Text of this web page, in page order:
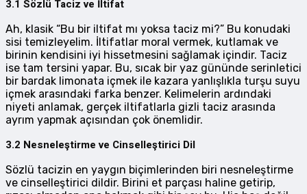
3.1 Sözlü Taciz ve İltifat
Ah, klasik “Bu bir iltifat mı yoksa taciz mi?” Bu konudaki
sisi temizleyelim. İltifatlar moral vermek, kutlamak ve
birinin kendisini iyi hissetmesini sağlamak içindir. Taciz
ise tam tersini yapar. Bu, sıcak bir yaz gününde serinletici
bir bardak limonata içmek ile kazara yanlışlıkla turşu suyu
içmek arasındaki farka benzer. Kelimelerin ardındaki
niyeti anlamak, gerçek iltifatlarla gizli taciz arasında
ayrım yapmak açısından çok önemlidir.
3.2 Nesneleştirme ve Cinselleştirici Dil
Sözlü tacizin en yaygın biçimlerinden biri nesneleştirme
ve cinselleştirici dildir. Birini et parçası haline getirip,